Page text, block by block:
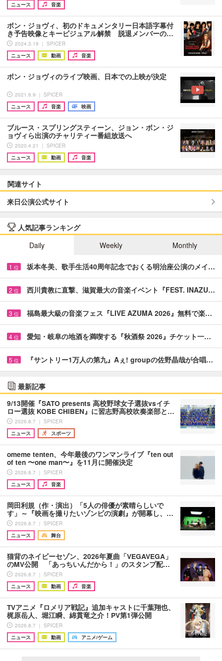
ニュース
音楽
ボン・ジョヴィ、初のドキュメンタリー日本語字幕付
き予告映像とキービジュアル解禁 脱退メンバーの…
2024.3.19 ｜ SPICER
ニュース
動画 音楽
ボン・ジョヴィのライブ映画、日本での上映が決定
2021.6.9 ｜ SPICER
ニュース
音楽 映画
ブルース・スプリングスティーン、ジョン・ボン・ジ
ョヴィら出演のチャリティー番組放送へ
2020.4.21 ｜ SPICER
ニュース
動画 音楽
関連サイト
来日公演公式サイト
人気記事ランキング
Daily
Weekly Monthly
1 位 坂本冬美、歌手生活40周年記念でおくる明治座公演のメイ…
2 位 西川貴教に直撃、滋賀最大の音楽イベント『FEST. INAZU…
3 位 福島最大級の音楽フェス『LIVE AZUMA 2026』無料で楽…
4 位 愛知・岐阜の地酒を満喫する『秋酒祭 2026』チケット一…
5 位 『サントリー1万人の第九』Aぇ! groupの佐野晶哉が合唱…
最新記事
9/13開催『SATO presents 高校野球女子選抜vsイチ
ロー選抜 KOBE CHIBEN』に習志野高校吹奏楽部と…
2026.8.7 ｜ SPICER
ニュース
スポーツ
omeme tenten、今年最後のワンマンライブ『ten out
of ten 〜one man〜』を11月に開催決定
2026.8.7 ｜ SPICER
ニュース
音楽
岡田利規（作・演出）「5人の俳優が素晴らしいで
す」～『映画を撮りたいゾンビの演劇』が開幕し、…
2026.8.7 ｜ SPICER
ニュース
舞台
猫背のネイビーセゾン、2026年夏曲「VEGAVEGA」
のMV公開 「あっちいんだから！」のスタンプ配…
2026.8.7 ｜ SPICER
ニュース
動画 音楽
TVアニメ『ロメリア戦記』追加キャストに千葉翔也、
梶原岳人、堀江瞬、綿貫竜之介！PV第1弾公開
2026.8.7 ｜ SPICER
ニュース
動画 アニメ/ゲーム